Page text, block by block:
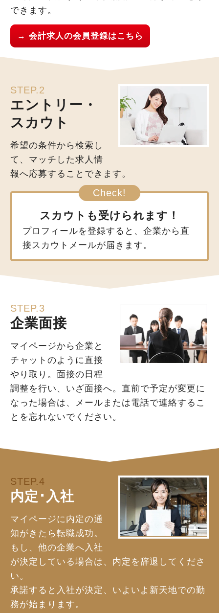
できます。
→ 会計求人の会員登録はこちら
STEP.2
エントリー・
スカウト
希望の条件から検索し
て、マッチした求人情
報へ応募することできます。
スカウトも受けられます！
プロフィールを登録すると、企業から直
接スカウトメールが届きます。
STEP.3
企業面接
マイページから企業と
チャットのように直接
やり取り。面接の日程
調整を行い、いざ面接へ。直前で予定が変更に
なった場合は、メールまたは電話で連絡するこ
とを忘れないでください。
STEP.4
内定･入社
マイページに内定の通
知がきたら転職成功。
もし、他の企業へ入社
が決定している場合は、内定を辞退してくださ
い。
承諾すると入社が決定、いよいよ新天地での勤
務が始まります。